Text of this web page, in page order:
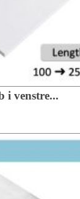
i venstre...